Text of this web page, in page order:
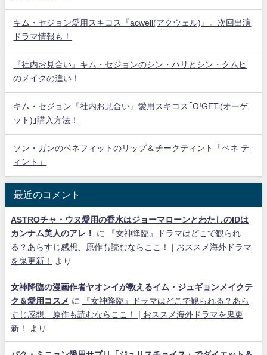
キム・セジョン愛用スキコス『acwell(アクウェル)』。次回出演
ドラマ情報も！
『社内お見合い』キム・セジョンのシン・ハリとシン・クムヒ
のメイクの違い！
キム・セジョン『社内お見合い』愛用スキコス｢O!GETi(オーゲ
ット)｣購入方法！
ソン・ガンのベネフィットのリップ＆チークティント「ベネ テ
ィント」
最近のコメント
ASTROチャ・ウヌ愛用の香水はジョーマローンとわたしのIDは
カンナム美人のアレ！
に
『女神降臨』ドラマはどこで観られ
る？あらすじ感想、原作も読むならここ！ | おススメ海外ドラマ
を鬼更新！
より
女神降臨の漫画作者ヤオンイが教えるイム・ジュギョンメイクテ
ク＆愛用コスメ に
『女神降臨』ドラマはどこで観られる？あら
すじ感想、原作も読むならここ！ | おススメ海外ドラマを鬼更
新！
より